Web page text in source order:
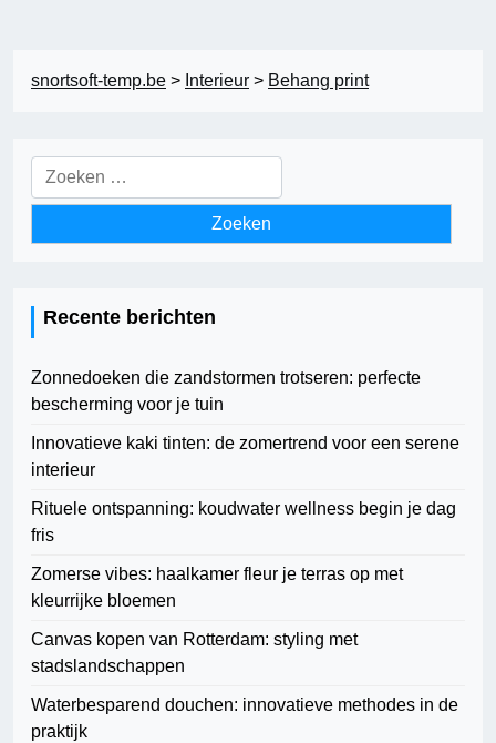
snortsoft-temp.be > Interieur > Behang print
Zoeken
naar:
Recente berichten
Zonnedoeken die zandstormen trotseren: perfecte
bescherming voor je tuin
Innovatieve kaki tinten: de zomertrend voor een serene
interieur
Rituele ontspanning: koudwater wellness begin je dag
fris
Zomerse vibes: haalkamer fleur je terras op met
kleurrijke bloemen
Canvas kopen van Rotterdam: styling met
stadslandschappen
Waterbesparend douchen: innovatieve methodes in de
praktijk